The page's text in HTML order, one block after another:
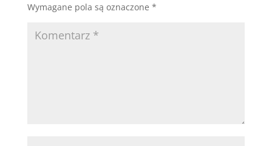
Wymagane pola są oznaczone *